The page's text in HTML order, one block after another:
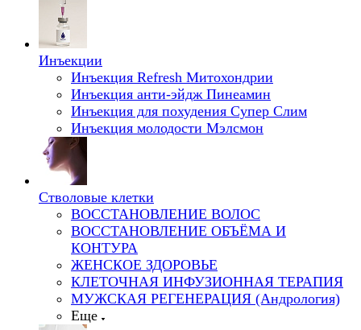
Инъекции
Инъекция Refresh Митохондрии
Инъекция анти-эйдж Пинеамин
Инъекция для похудения Супер Слим
Инъекция молодости Мэлсмон
Стволовые клетки
ВОССТАНОВЛЕНИЕ ВОЛОС
ВОССТАНОВЛЕНИЕ ОБЪЁМА И
КОНТУРА
ЖЕНСКОЕ ЗДОРОВЬЕ
КЛЕТОЧНАЯ ИНФУЗИОННАЯ ТЕРАПИЯ
МУЖСКАЯ РЕГЕНЕРАЦИЯ (Андрология)
Еще